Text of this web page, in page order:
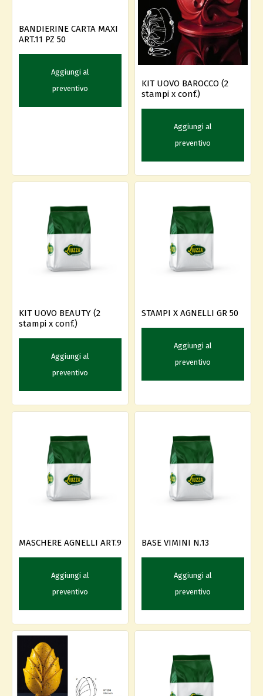
BANDIERINE CARTA MAXI
ART.11 PZ 50
Aggiungi al
preventivo
KIT UOVO BAROCCO (2
stampi x conf.)
Aggiungi al
preventivo
KIT UOVO BEAUTY (2
stampi x conf.)
Aggiungi al
preventivo
STAMPI X AGNELLI GR 50
Aggiungi al
preventivo
MASCHERE AGNELLI ART.9
Aggiungi al
preventivo
BASE VIMINI N.13
Aggiungi al
preventivo